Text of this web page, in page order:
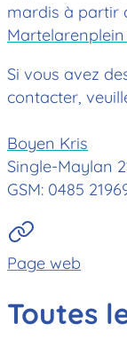
mardis à partir
Martelarenplein
Si vous avez
contacter,
Boyen Kris
Single-Maylan
GSM: 0485
Page web
Toutes